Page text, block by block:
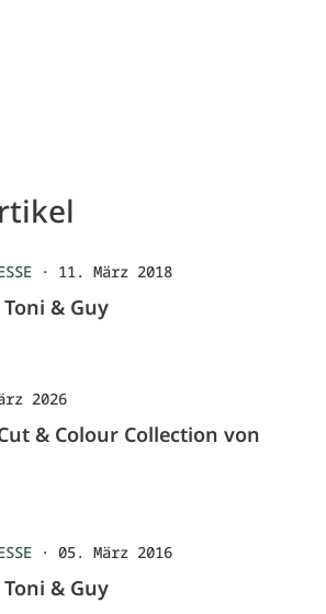
· 11. März 2018
Toni & Guy
2026
& Colour Collection von
· 05. März 2016
Toni & Guy